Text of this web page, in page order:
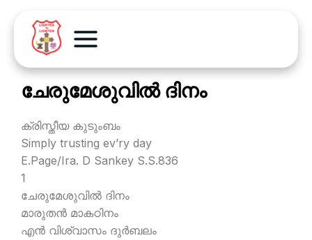
ചേരുമേശുവില്‍ ദിനം
ക്രിസ്തീയ കുടുംബം
Simply trusting ev’ry day
E.Page/Ira. D Sankey S.S.836
1
ചേരുമേശുവില്‍ ദിനം
മാരുതന്‍ മാകഠിനം
എന്‍ വിശ്വാസം ദുര്‍ബലം